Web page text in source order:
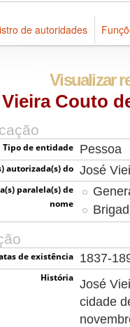
de autoridades
Visualizar
Couto
Tipo de entidade Pessoa
autorizada(s) do
nome
José
paralela(s) de
nome
de existência 1837-
História José
cidade